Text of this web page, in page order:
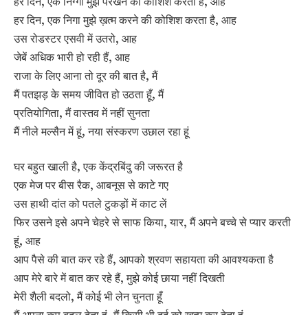
हर दिन, एक निगा मुझे ख़त्म करने की कोशिश करता है, आह
उस रोडस्टर एसवी में उतरो, आह
जेबें अधिक भारी हो रही हैं, आह
राजा के लिए आना तो दूर की बात है, मैं
मैं पतझड़ के समय जीवित हो उठता हूँ, मैं
प्रतियोगिता, मैं वास्तव में नहीं सुनता
मैं नीले मल्सैन में हूं, नया संस्करण उछाल रहा हूं
घर बहुत खाली है, एक केंद्रबिंदु की जरूरत है
एक मेज पर बीस रैक, आबनूस से काटे गए
उस हाथी दांत को पतले टुकड़ों में काट लें
फिर उसने इसे अपने चेहरे से साफ किया, यार, मैं अपने बच्चे से प्यार करती
हूं, आह
आप पैसे की बात कर रहे हैं, आपको श्रवण सहायता की आवश्यकता है
आप मेरे बारे में बात कर रहे हैं, मुझे कोई छाया नहीं दिखती
मेरी शैली बदलो, मैं कोई भी लेन चुनता हूँ